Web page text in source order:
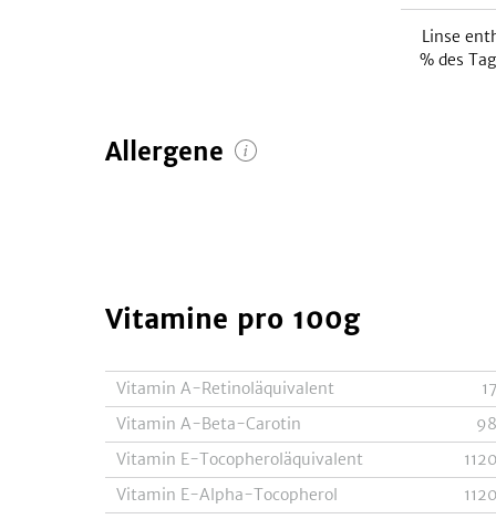
Linse
% des
Allergene
Vitamine pro 100g
Vitamin A-Retinoläquivalent 17
Vitamin A-Beta-Carotin
98
Vitamin E-Tocopheroläquivalent
1120
Vitamin E-Alpha-Tocopherol
1120